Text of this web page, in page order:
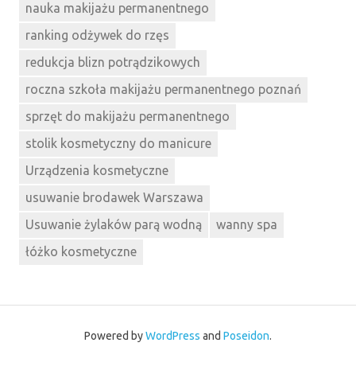
nauka makijażu permanentnego
ranking odżywek do rzęs
redukcja blizn potrądzikowych
roczna szkoła makijażu permanentnego poznań
sprzęt do makijażu permanentnego
stolik kosmetyczny do manicure
Urządzenia kosmetyczne
usuwanie brodawek Warszawa
Usuwanie żylaków parą wodną
wanny spa
łóżko kosmetyczne
Powered byWordPress and Poseidon.